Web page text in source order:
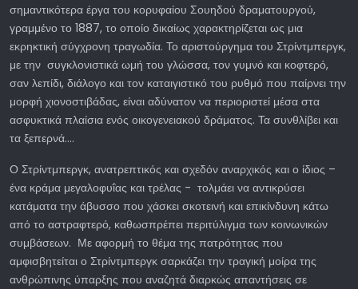
σημαντικότερα έργα του κορυφαίου Σουηδού δραματουργού,
γραμμένο το 1887, το οποίο δικαίως χαρακτηρίζεται ως μια
εκρηκτική σύγχρονη τραγωδία. Το αριστούργημα του Στρίντμπεργκ,
με την συγκλονιστικά ωμή του γλώσσα, τον γυμνό και κοφτερό,
σαν λεπίδι, διάλογο και τον καταιγιστικό του ρυθμό που παίρνει την
μορφή χιονοστιβάδας, είναι αδύνατον να περιοριστεί μέσα στα
ασφυκτικά πλαίσια ενός οικογενειακού δράματος. Τα συνθλίβει και
τα ξεπερνά….
Ο Στρίντμπεργκ, ανατρεπτικός και σχεδόν αναρχικός και ο ίδιος –
ένα κράμα μεγαλοφυΐας και τρέλας - τολμάει να αντικρύσει
κατάματα την άβυσσο που χάσκει σκοτεινή και επικίνδυνη κάτω
από το αστραφτερό, καθωσπρέπει περιτύλιγμα των κοινωνικών
συμβάσεων. Με αφορμή το θέμα της πατρότητας που
αμφισβητείται ο Στρίντμπεργκ σαρκάζει την τραγική μοίρα της
ανθρώπινης ύπαρξης που αναζητά διαρκώς απαντήσεις σε